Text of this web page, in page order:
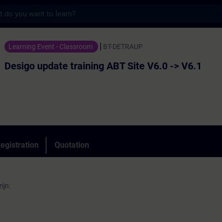
training ABT Site V6.0 -> V6.1 -
Learning Event - Classroom BT-DETRAUP
Desigo update training ABT Site V6.0 -> V6.1
Quotation